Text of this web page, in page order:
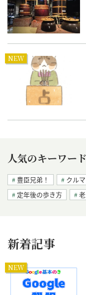
NEW
人気のキーワード
豊臣兄弟！ クルマ
定年後の歩き方
新着記事
NEW